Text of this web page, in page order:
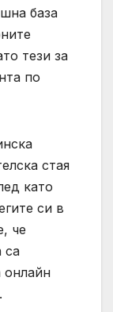
база
тези за
по
стая
като
си в
че
са
онлайн